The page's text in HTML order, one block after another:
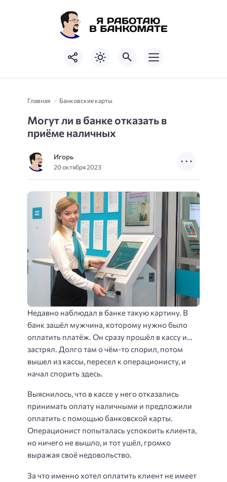
Главная Банковские карты
Могут ли в банке отказать в
приёме наличных
Игорь
20 октября 2023
Недавно наблюдал в банке такую картину. В
банк зашёл мужчина, которому нужно было
оплатить платёж. Он сразу прошёл в кассу и…
застрял. Долго там о чём-то спорил, потом
вышел из кассы, пересел к операционисту, и
начал спорить здесь.
Выяснилось, что в кассе у него отказались
принимать оплату наличными и предложили
оплатить с помощью банковской карты.
Операционист попыталась успокоить клиента,
но ничего не вышло, и тот ушёл, громко
выражая своё недовольство.
За что именно хотел оплатить клиент не имеет